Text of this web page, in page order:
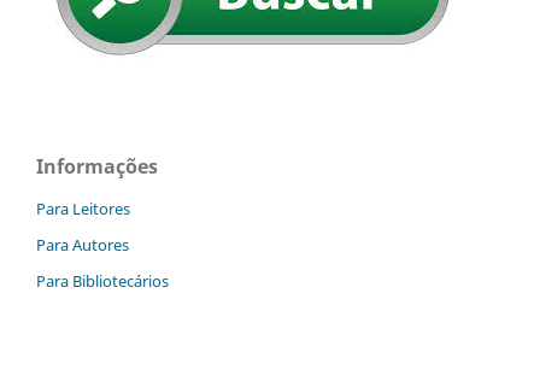
Informações
Para Leitores
Para Autores
Para Bibliotecários